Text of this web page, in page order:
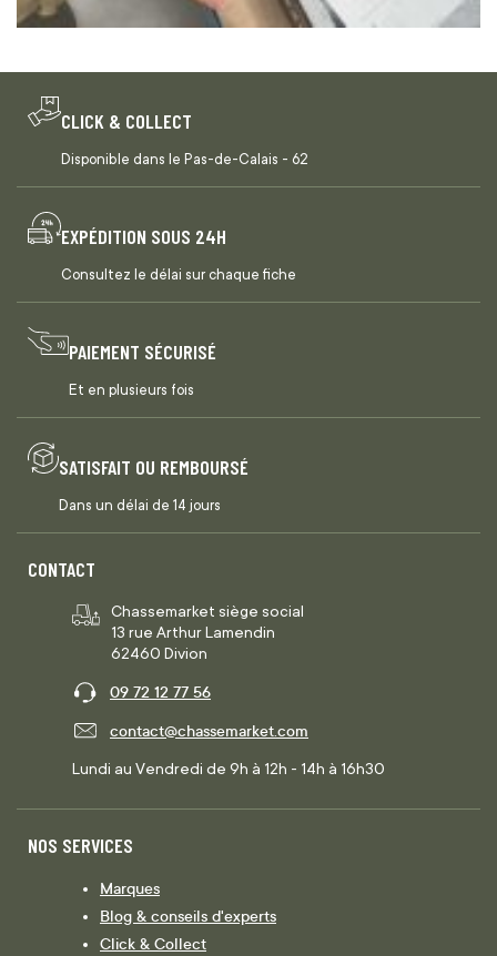
CLICK & COLLECT
Disponible dans le Pas-de-Calais - 62
EXPÉDITION SOUS 24H
Consultez le délai sur chaque fiche
PAIEMENT SÉCURISÉ
Et en plusieurs fois
SATISFAIT OU REMBOURSÉ
Dans un délai de 14 jours
CONTACT
Chassemarket siège social
13 rue Arthur Lamendin
62460 Divion
09 72 12 77 56
contact@chassemarket.com
Lundi au Vendredi de 9h à 12h - 14h à 16h30
NOS SERVICES
Marques
Blog & conseils d'experts
Click & Collect